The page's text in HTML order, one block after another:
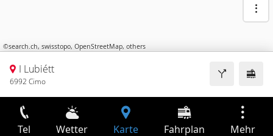
©search.ch, swisstopo, OpenStreetMap, others
I Lubiétt
6992 Cimo
Tel Wetter Karte Fahrplan Mehr